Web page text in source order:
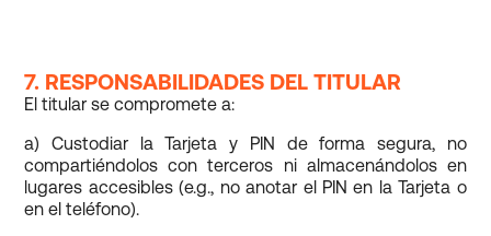
7. RESPONSABILIDADES DEL TITULAR
El titular se compromete a:
a) Custodiar la Tarjeta y PIN de forma segura, no
compartiéndolos con terceros ni almacenándolos en
lugares accesibles (e.g., no anotar el PIN en la Tarjeta o
en el teléfono).